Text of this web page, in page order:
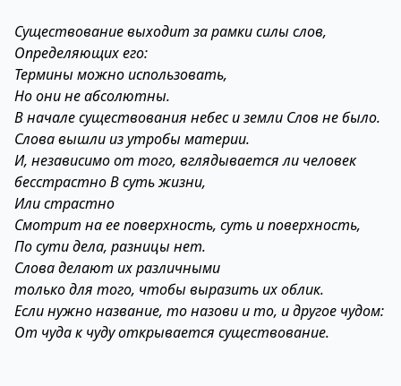
Существование выходит за рамки силы слов,
Определяющих его:
Термины можно использовать,
Но они не абсолютны.
В начале существования небес и земли Слов не было.
Слова вышли из утробы материи.
И, независимо от того, вглядывается ли человек
бесстрастно В суть жизни,
Или страстно
Смотрит на ее поверхность, суть и поверхность,
По сути дела, разницы нет.
Слова делают их различными
только для того, чтобы выразить их облик.
Если нужно название, то назови и то, и другое чудом:
От чуда к чуду открывается существование.